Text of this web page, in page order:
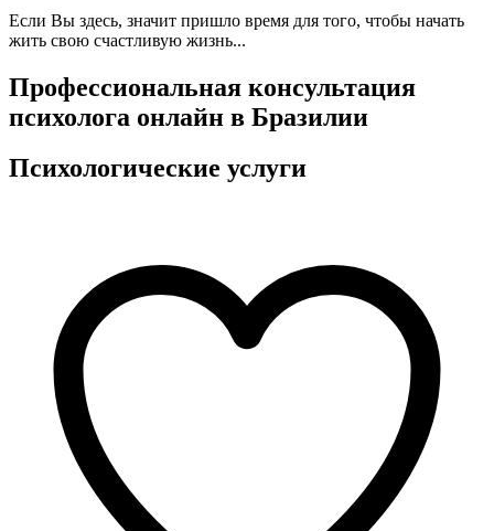
Если Вы здесь, значит пришло время для того, чтобы начать
жить свою счастливую жизнь...
Профессиональная консультация
психолога онлайн в Бразилии
Психологические услуги